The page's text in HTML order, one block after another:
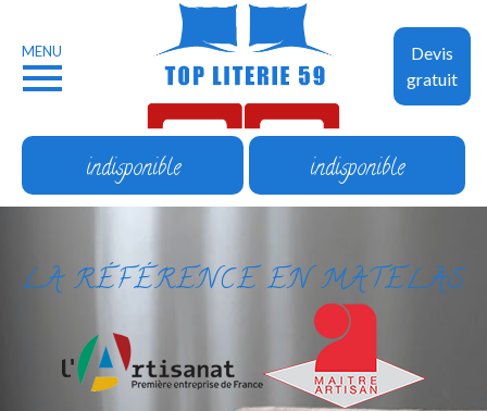
Devis
gratuit
MENU
indisponible indisponible
LA RÉFÉRENCE EN MATELAS